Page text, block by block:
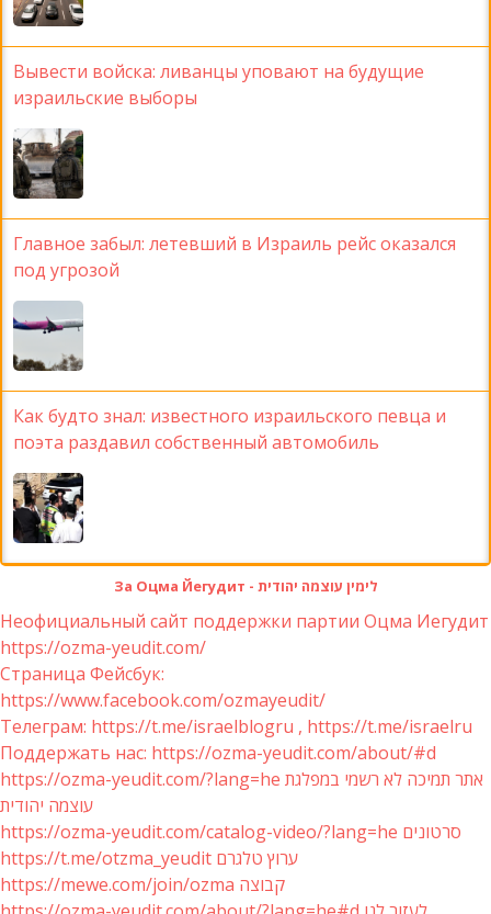
Вывести войска: ливанцы уповают на будущие
израильские выборы
Главное забыл: летевший в Израиль рейс оказался
под угрозой
Как будто знал: известного израильского певца и
поэта раздавил собственный автомобиль
За Оцма Йегудит - לימין עוצמה יהודית
Неофициальный сайт поддержки партии Оцма Иегудит
https://ozma-yeudit.com/
Страница Фейсбук:
https://www.facebook.com/ozmayeudit/
Телеграм: https://t.me/israelblogru , https://t.me/israelru
Поддержать нас: https://ozma-yeudit.com/about/#d
https://ozma-yeudit.com/?lang=he אתר תמיכה לא רשמי במפלגת
עוצמה יהודית
https://ozma-yeudit.com/catalog-video/?lang=he סרטונים
https://t.me/otzma_yeudit ערוץ טלגרם
https://mewe.com/join/ozma קבוצה